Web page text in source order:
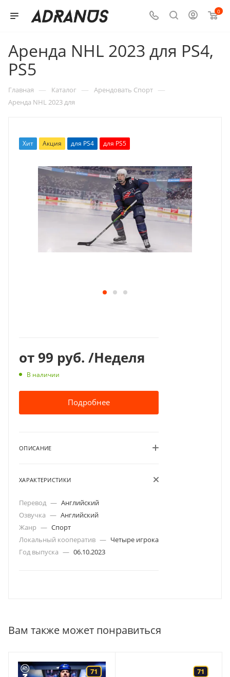
0
Аренда NHL 2023 для PS4,
PS5
Главная — Каталог — Арендовать Спорт —
Аренда NHL 2023 для
Хит Акция для PS4 для PS5
от99 руб. /Неделя
В наличии
Подробнее
ОПИСАНИЕ
ХАРАКТЕРИСТИКИ
Перевод — Английский
Озвучка — Английский
Жанр — Спорт
Локальный кооператив — Четыре игрока
Год выпуска — 06.10.2023
Вам также может понравиться
71 71